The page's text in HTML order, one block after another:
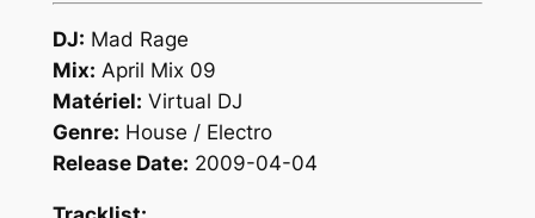
DJ: Mad Rage
Mix: April Mix 09
Matériel: Virtual DJ
Genre: House / Electro
Release Date: 2009-04-04